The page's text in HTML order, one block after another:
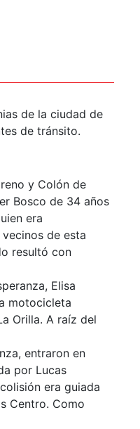
de la ciudad de
de tránsito.
y Colón de
Bosco de 34 años
era
de esta
resultó con
Elisa
motocicleta
Orilla. A raíz del
entraron en
por Lucas
era guiada
Centro. Como